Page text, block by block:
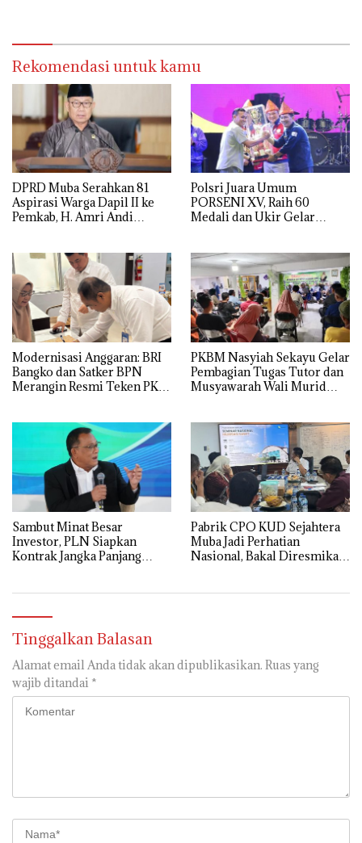
Rekomendasi untuk kamu
DPRD Muba Serahkan 81
Aspirasi Warga Dapil II ke
Pemkab, H. Amri Andi
Polsri Juara Umum
PORSENI XV, Raih 60
Medali dan Ukir Gelar
Modernisasi Anggaran: BRI
Bangko dan Satker BPN
Merangin Resmi Teken PKS
PKBM Nasyiah Sekayu Gelar
Pembagian Tugas Tutor dan
Musyawarah Wali Murid
Sambut Minat Besar
Investor, PLN Siapkan
Kontrak Jangka Panjang
Pabrik CPO KUD Sejahtera
Muba Jadi Perhatian
Nasional, Bakal Diresmikan
Tinggalkan Balasan
Alamat email Anda tidak akan dipublikasikan. Ruas yang
wajib ditandai *